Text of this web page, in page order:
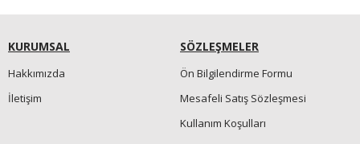
KURUMSAL
Hakkımızda
İletişim
SÖZLEŞMELER
Ön Bilgilendirme Formu
Mesafeli Satış Sözleşmesi
Kullanım Koşulları